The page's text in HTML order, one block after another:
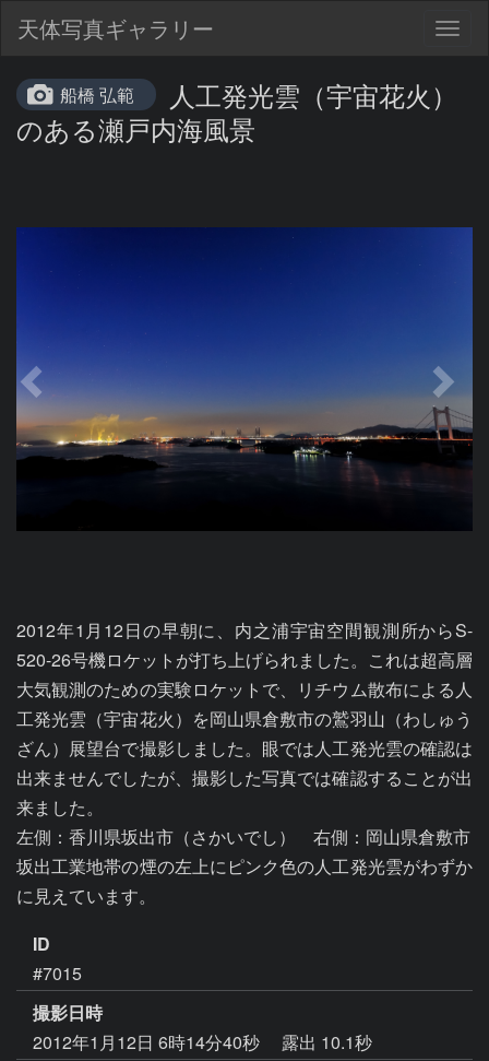
天体写真ギャラリー
船橋 弘範
人工発光雲（宇宙花火）
のある瀬戸内海風景
2012年1月12日の早朝に、内之浦宇宙空間観測所からS-
520-26号機ロケットが打ち上げられました。これは超高層
大気観測のための実験ロケットで、リチウム散布による人
工発光雲（宇宙花火）を岡山県倉敷市の鷲羽山（わしゅう
ざん）展望台で撮影しました。眼では人工発光雲の確認は
出来ませんでしたが、撮影した写真では確認することが出
来ました。
左側：香川県坂出市（さかいでし）　右側：岡山県倉敷市
坂出工業地帯の煙の左上にピンク色の人工発光雲がわずか
に見えています。
ID
#7015
撮影日時
2012年1月12日 6時14分40秒
露出 10.1秒